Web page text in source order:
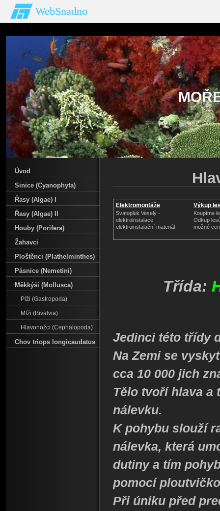
WebSnadno
Elektromontáže
Svatopluk Veselý -
elektroinstalace
elektroinstalační materiál
Výkup
Koupíme
Odkup
možné
Třída:
Jedinci této třídy
Na Zemi se
cca 10 000 jich
Tělo tvoří hlava a
nálevku.
K pohybu slouží
nálevka, která
dutiny a tím
pomocí
Při úniku před
Úvod
Sinice (Cyanophyta)
Řasy (Algae) I
Řasy (Algae) II
Houby (Porifera)
Žahavci
Ploštěnci (Plathelminthes)
Pásnice (Nemetini)
Měkkýši (Mollusca)
Plži (Gastropoda)
Mlži (Bivalvia)
Hlavonožci (Cephalopoda)
Chov triops longicaudatus